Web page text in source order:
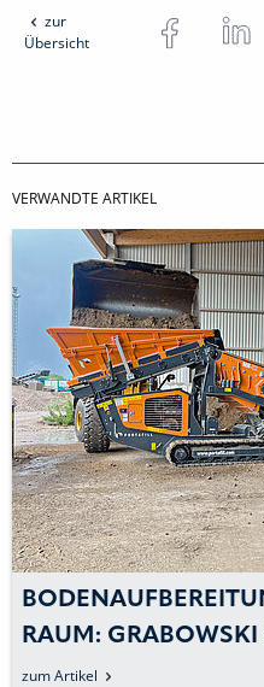
zur
Übersicht
VERWANDTE ARTIKEL
RAUM: GRABOWSKI
»PORTAFILL MR-5X«
zum Artikel